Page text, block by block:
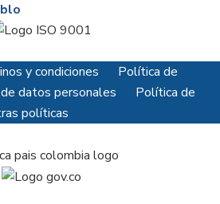
y condiciones
Política de
datos personales
Política de
políticas